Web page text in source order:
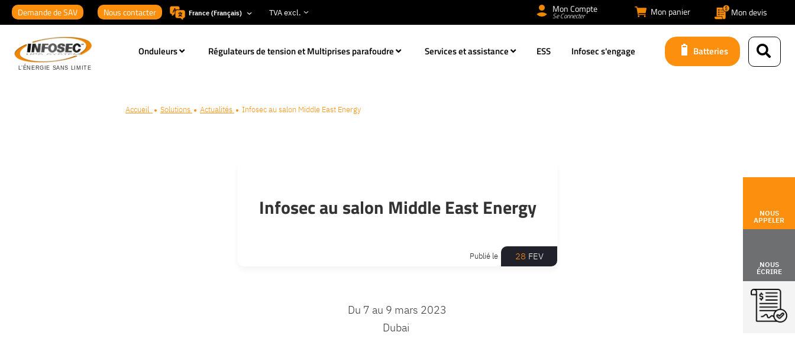
Mon panier Mon devis
Mon Compte
Se Connecter
Demande de SAV Nous contacter France (Français)
NOUS
APPELER
NOUS
ÉCRIRE
Onduleurs Régulateurs de tension et Multiprises parafoudre Services et assistance ESS Infosec s'engage Batteries
Accueil Solutions Actualités Infosec au salon Middle East Energy
Infosec au salon Middle East Energy
Publié le 28 FEV
Du 7 au 9 mars 2023
Dubai